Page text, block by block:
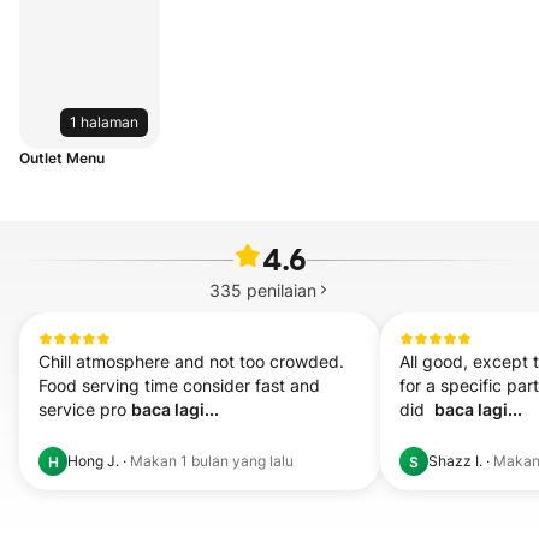
1 halaman
Outlet Menu
4.6
335 penilaian
Chill atmosphere and not too crowded.
Food serving time consider fast and
service pro baca lagi...
H Hong J. · Makan 1 bulan yang lalu
All good, except
for a specific
did baca lagi...
S Shazz I. ·